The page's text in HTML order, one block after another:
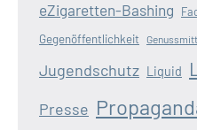
eZigaretten-Bashing
Gegenöffentlichkeit
Jugendschutz Liquid
Presse